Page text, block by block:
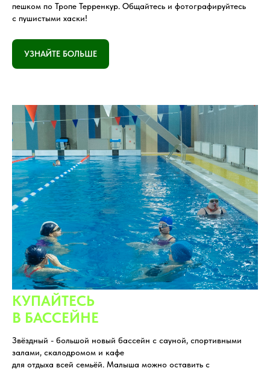
пешком по Тропе Терренкур. Общайтесь и фотографируйтесь
с пушистыми хаски!
УЗНАЙТЕ БОЛЬШЕ
КУПАЙТЕСЬ
В БАССЕЙНЕ
Звёздный - большой новый бассейн с сауной, спортивными
залами, скалодромом и кафе
для отдыха всей семьёй. Малыша можно оставить с